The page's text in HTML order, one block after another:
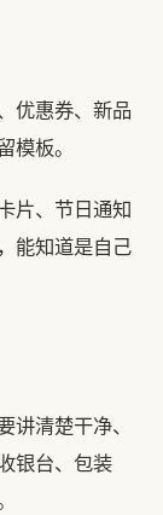
优惠券、新品
板。
片、节日通知
能知道是自己
清楚干净、
银台、包装